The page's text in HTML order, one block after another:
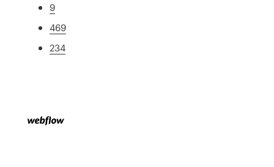
9
469
234